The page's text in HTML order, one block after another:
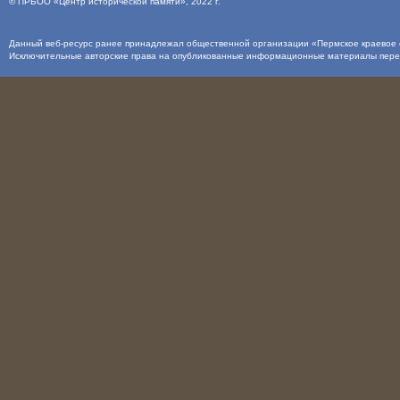
Данный веб-ресурс ранее принадлежал общественной организации «Пермское
Исключительные авторские права на опубликованные информационные материалы